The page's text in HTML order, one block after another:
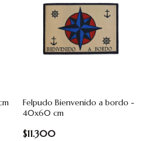
Felpudo Bienvenido a bordo -
40x60 cm
$11.300